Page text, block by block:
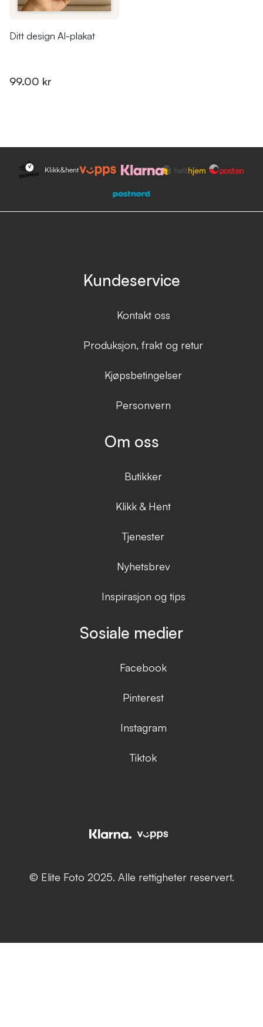
Ditt design AI-plakat
99.00 kr
Klikk&hent
Kundeservice
Kontakt oss
Produksjon, frakt og retur
Kjøpsbetingelser
Personvern
Om oss
Butikker
Klikk & Hent
Tjenester
Nyhetsbrev
Inspirasjon og tips
Sosiale medier
Facebook
Pinterest
Instagram
Tiktok
© Elite Foto 2025. Alle rettigheter reservert.